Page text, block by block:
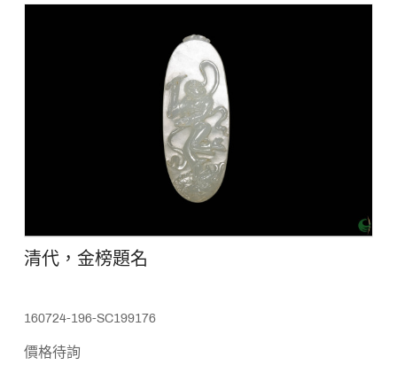
清代，金榜題名
160724-196-SC199176
價格待詢